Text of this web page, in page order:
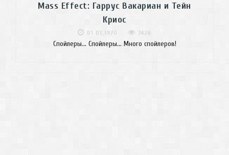
Mass Effect: Гаррус Вакариан и Тейн
Криос
01.01.1970 7426
Спойлеры... Спойлеры... Много спойлеров!